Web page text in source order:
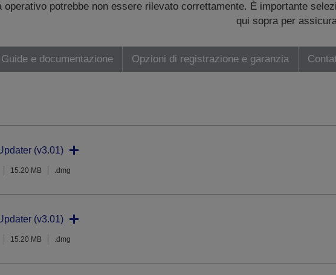
operativo potrebbe non essere rilevato correttamente. È importante
qui sopra per
Guide e documentazione Opzioni di registrazione e garanzia
(v3.01)
15.20 MB .dmg
(v3.01)
15.20 MB .dmg